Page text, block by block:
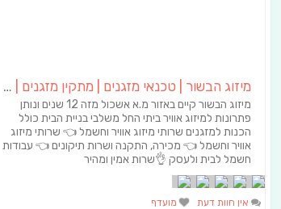
מיזוג הבשור | טכנאי מזגנים | מתקין מזגנים | תיקון מזגנים
מיזוג הבשור קיים באזור מ.א אשכול מזה 12 שנים ונותן
פתרונות למיזוג אוויר ביתי החל משלבי בניית הבית כולל
הכנות למזגנים שרותי מיזוג אוויר וחשמל 👈 שרותי מיזוג
אוויר וחשמל 👈 מכירה, התקנה ושרות תיקונים 👈 עבודות
חשמל לבית ולעסק 👌שרות אמין ומהיר
אין חוות דעת מועדף